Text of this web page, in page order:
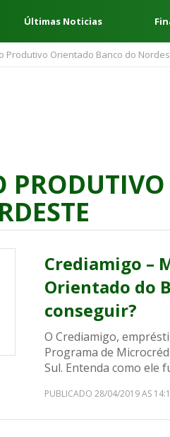
Últimas Noticias
Produtivo Orientado Banco do
Crediamigo –
Orientado do
conseguir?
O Crediamigo,
Programa de
Sul. Entenda como ele
PUBLICADO 28/04/2019 AS